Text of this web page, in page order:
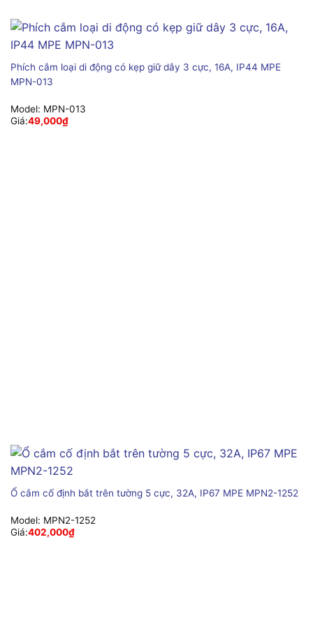
Phích cắm loại di động có kẹp giữ dây 3 cực, 16A, IP44 MPE
MPN-013
Model: MPN-013
Giá:49,000₫
Ổ cắm cố định bắt trên tường 5 cực, 32A, IP67 MPE MPN2-1252
Model: MPN2-1252
Giá:402,000₫